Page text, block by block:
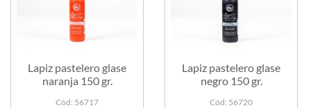
Lapiz pastelero glase
naranja 150 gr.
Cód: 56717
Lapiz pastelero glase
negro 150 gr.
Cód: 56720